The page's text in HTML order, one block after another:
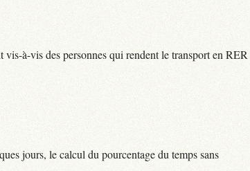
à-vis des personnes qui rendent le transport en RER
jours, le calcul du pourcentage du temps sans